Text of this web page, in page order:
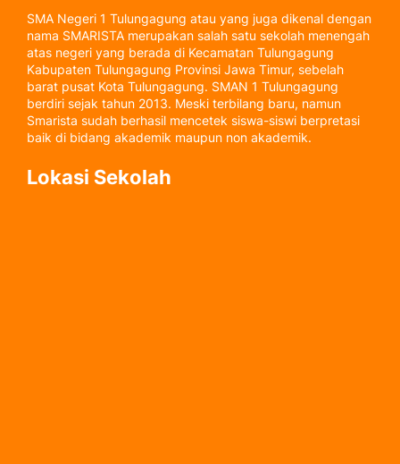
SMA Negeri 1 Tulungagung atau yang juga dikenal dengan
nama SMARISTA merupakan salah satu sekolah menengah
atas negeri yang berada di Kecamatan Tulungagung
Kabupaten Tulungagung Provinsi Jawa Timur, sebelah
barat pusat Kota Tulungagung. SMAN 1 Tulungagung
berdiri sejak tahun 2013. Meski terbilang baru, namun
Smarista sudah berhasil mencetek siswa-siswi berpretasi
baik di bidang akademik maupun non akademik.
Lokasi Sekolah